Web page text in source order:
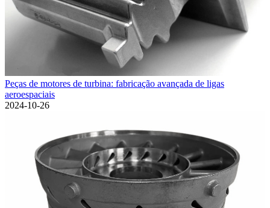
Peças de motores de turbina: fabricação avançada de ligas
aeroespaciais
2024-10-26